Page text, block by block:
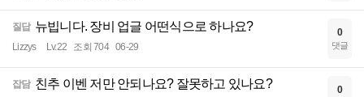
질답 뉴빕니다. 장비 업글 어떤식으로 하나요?
Lizzys Lv.22 조회 704 06-29
0
댓글
잡담 친추 이벤 저만 안되나요? 잘못하고 있나요? 0